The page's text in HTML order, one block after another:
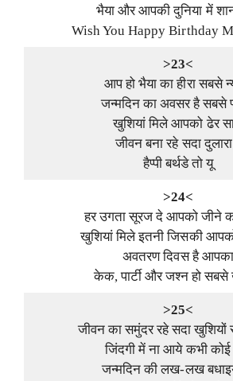
भैया और आपकी दुनिया में
Wish You Happy Birthday
>23<
आप हो भैया का हीरा सबसे
जन्मदिन का अवसर है सबसे
खुशियां मिले आपको ढेर
जीवन बना रहे सदा
हैप्पी बर्थडे तो यू
>24<
हर उगता सूरज दे आपको जीने
खुशियां मिले इतनी जिसकी
अवतरण दिवस है आपका
केक, पार्टी और जश्न हो सबसे
>25<
जीवन का समुंदर रहे सदा खुशियों
जिंदगी में ना आये कभी
जन्मदिन की लख-लख